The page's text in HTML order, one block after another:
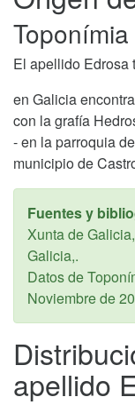
El apellido Edrosa
en Galicia
con la grafía
- en la parroquia
municipio de
Fuentes y
Xunta de Galicia,
Galicia,.
Datos de
Noviembre de
apellido